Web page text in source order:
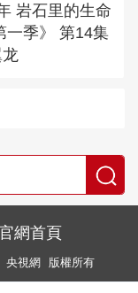
岩石里的生命
一季》 第14集
網首頁
央視網 版權所有